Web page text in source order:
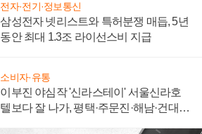
전자·전기·정보통신
삼성전자 넷리스트와 특허분쟁 매듭, 5년
동안 최대 1.3조 라이선스비 지급
소비자·유통
이부진 야심작 '신라스테이' 서울신라호
텔보다 잘 나가, 평택·주문진·해남·건대로